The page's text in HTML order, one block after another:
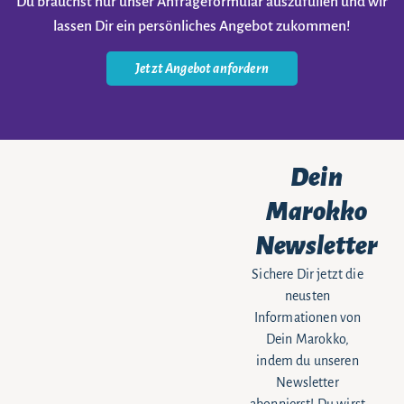
lassen Dir ein persönliches Angebot zukommen!
Jetzt Angebot anfordern
Dein
Marokko
Newsletter
Sichere Dir jetzt die
neusten
Informationen von
Dein Marokko,
indem du unseren
Newsletter